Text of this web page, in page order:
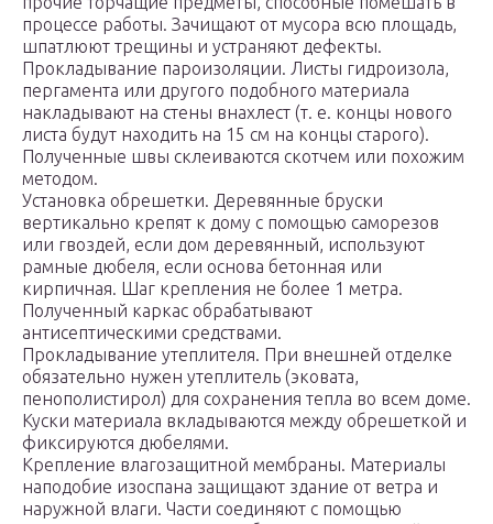
процессе работы. Зачищают от мусора всю площадь,
шпатлюют трещины и устраняют дефекты.
Прокладывание пароизоляции. Листы гидроизола,
пергамента или другого подобного материала
накладывают на стены внахлест (т. е. концы нового
листа будут находить на 15 см на концы старого).
Полученные швы склеиваются скотчем или похожим
методом.
Установка обрешетки. Деревянные бруски
вертикально крепят к дому с помощью саморезов
или гвоздей, если дом деревянный, используют
рамные дюбеля, если основа бетонная или
кирпичная. Шаг крепления не более 1 метра.
Полученный каркас обрабатывают
антисептическими средствами.
Прокладывание утеплителя. При внешней отделке
обязательно нужен утеплитель (эковата,
пенополистирол) для сохранения тепла во всем доме.
Куски материала вкладываются между обрешеткой и
фиксируются дюбелями.
Крепление влагозащитной мембраны. Материалы
наподобие изоспана защищают здание от ветра и
наружной влаги. Части соединяют с помощью